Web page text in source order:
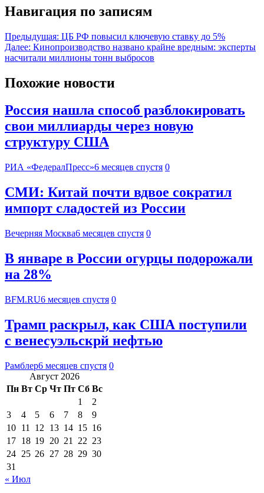
Навигация по записям
Предыдущая: ЦБ РФ повысил ключевую ставку до 5%
Далее: Кинопроизводство названо крайне вредным: эксперты
насчитали миллионы тонн выбросов
Похожие новости
Россия нашла способ разблокировать
свои миллиарды через новую
структуру США
РИА «ФедералПресс»6 месяцев спустя 0
СМИ: Китай почти вдвое сократил
импорт сладостей из России
Вечерняя Москва6 месяцев спустя 0
В январе в России огурцы подорожали
на 28%
BFM.RU6 месяцев спустя 0
Трамп раскрыл, как США поступили
с венесуэльскрй нефтью
Рамблер6 месяцев спустя 0
Август 2026
Пн Вт Ср Чт Пт Сб Вс
1
2
3
4 5 6 7 8
9
10 11 12 13 14 15 16
17 18 19 20 21 22 23
24 25 26 27 28 29 30
31
« Июл